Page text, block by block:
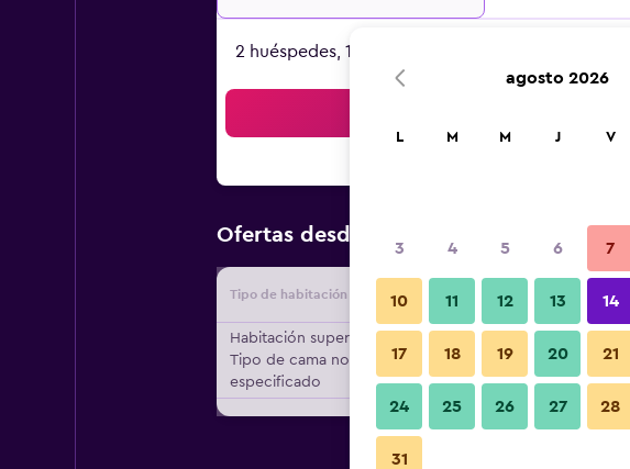
2 huéspedes, 1 habitación
Ofertas desde Oferta más barata de
Tipo de habitación Proveedor Total noche
Habitación superior,
Tipo de cama no
especificado
$775
agosto 2026
L M M J V
3 4 5 6 7
10 11 12 13 14
17 18 19 20 21
24 25 26 27 28
31